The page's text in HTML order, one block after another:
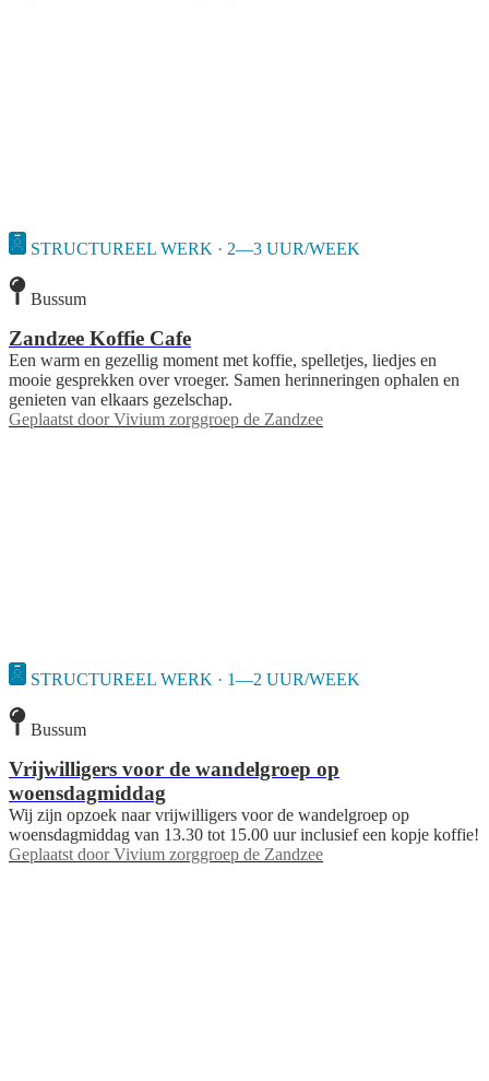
STRUCTUREEL WERK · 2—3 UUR/WEEK
Bussum
Zandzee Koffie Cafe
Een warm en gezellig moment met koffie, spelletjes, liedjes en
mooie gesprekken over vroeger. Samen herinneringen ophalen en
genieten van elkaars gezelschap.
Geplaatst door Vivium zorggroep de Zandzee
STRUCTUREEL WERK · 1—2 UUR/WEEK
Bussum
Vrijwilligers voor de wandelgroep op
woensdagmiddag
Wij zijn opzoek naar vrijwilligers voor de wandelgroep op
woensdagmiddag van 13.30 tot 15.00 uur inclusief een kopje koffie!
Geplaatst door Vivium zorggroep de Zandzee